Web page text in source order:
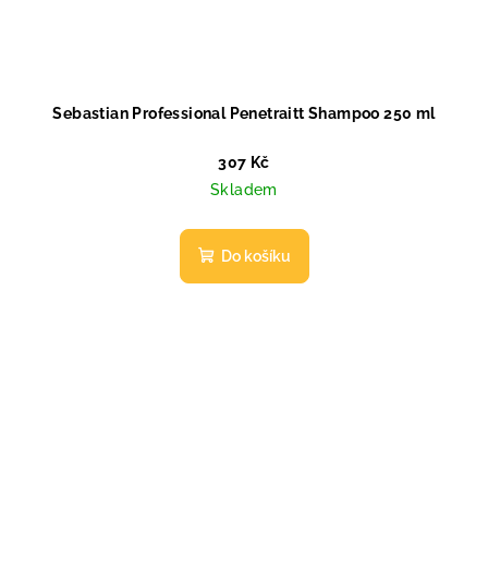
Sebastian Professional Penetraitt Shampoo 250 ml
307 Kč
Skladem
Do košíku